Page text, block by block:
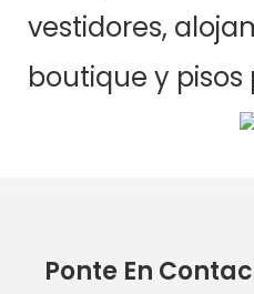
vestidores,
boutique y pisos
Ponte En